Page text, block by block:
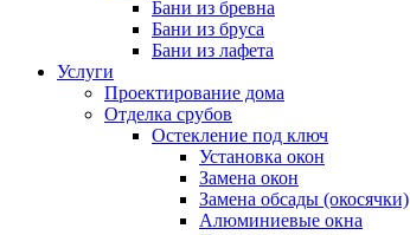
Бани из бревна
Бани из бруса
Бани из лафета
Услуги
Проектирование дома
Отделка срубов
Остекление под ключ
Установка окон
Замена окон
Замена обсады (окосячки)
Алюминиевые окна